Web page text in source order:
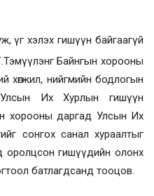
үг хэлэх гишүүн байгаагүй
Байнгын хорооны
хөгжил, нийгмийн бодлогын
Их Хурлын гишүүн
хорооны даргад Улсын Их
сонгох санал хураалтыг
оролцсон гишүүдийн олонх
батлагдсанд тооцов.